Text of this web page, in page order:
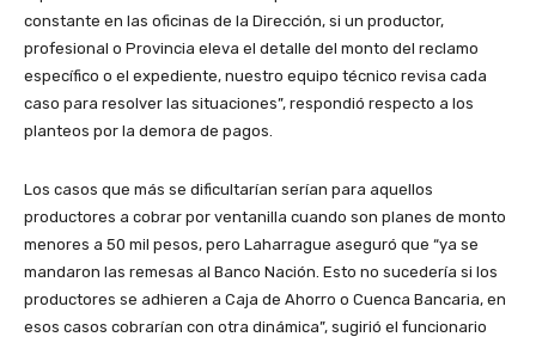
constante en las oficinas de la Dirección, si un productor,
profesional o Provincia eleva el detalle del monto del reclamo
específico o el expediente, nuestro equipo técnico revisa cada
caso para resolver las situaciones”, respondió respecto a los
planteos por la demora de pagos.
Los casos que más se dificultarían serían para aquellos
productores a cobrar por ventanilla cuando son planes de monto
menores a 50 mil pesos, pero Laharrague aseguró que “ya se
mandaron las remesas al Banco Nación. Esto no sucedería si los
productores se adhieren a Caja de Ahorro o Cuenca Bancaria, en
esos casos cobrarían con otra dinámica”, sugirió el funcionario